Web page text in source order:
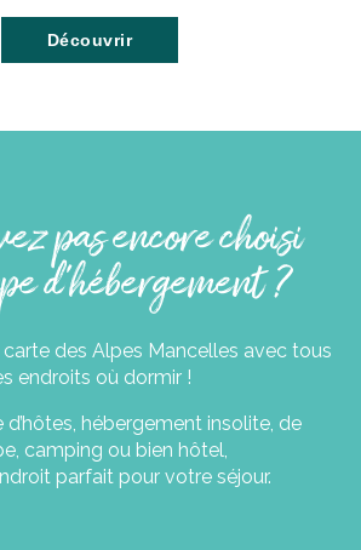
Découvrir
pas encore choisi
d'hébergement ?
des Alpes Mancelles avec tous
endroits où dormir !
d’hôtes, hébergement insolite, de
camping ou bien hôtel,
parfait pour votre séjour.
hébergements
sur cette page la carte de
dans les Alpes
Mancelles.
Découvrir